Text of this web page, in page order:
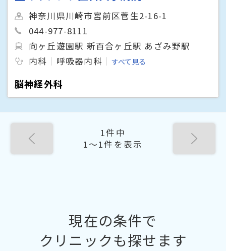
神奈川県川崎市宮前区菅生2-16-1
044-977-8111
向ヶ丘遊園駅 新百合ヶ丘駅 あざみ野駅
内科
呼吸器内科 すべて見る
脳神経外科
1件中
1〜1件を表示
現在の条件で
クリニックも探せます